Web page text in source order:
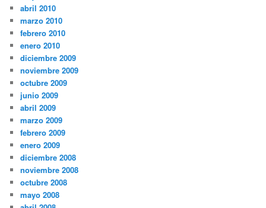
abril 2010
marzo 2010
febrero 2010
enero 2010
diciembre 2009
noviembre 2009
octubre 2009
junio 2009
abril 2009
marzo 2009
febrero 2009
enero 2009
diciembre 2008
noviembre 2008
octubre 2008
mayo 2008